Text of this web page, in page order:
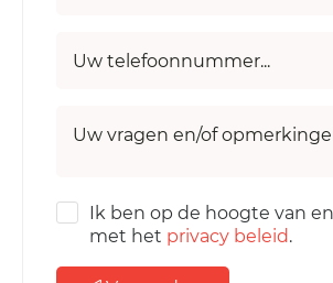
Uw telefoonnummer...
Uw vragen en/of
Ik ben op de hoogte van
met het privacy beleid.